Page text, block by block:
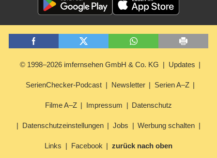
© 1998–2026 imfernsehen GmbH & Co. KG Updates
SerienChecker-Podcast Newsletter Serien A–Z
Filme A–Z Impressum Datenschutz
Datenschutzeinstellungen Jobs Werbung schalten
Links Facebook zurück nach oben